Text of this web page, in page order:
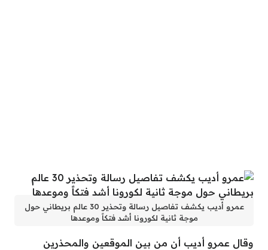
عمرو أديب يكشف تفاصيل رسالة وتحذير 30 عالم بريطاني حول
موجة ثانية لكورونا أشد فتكاً وموعدها
وقال عمرو أديب أن من بين الموقعين والمحذرين